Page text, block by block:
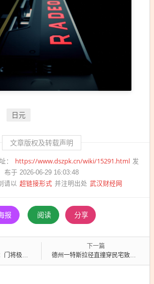
日元
文章版权及转载声明
： https://www.dszpk.cn/wiki/15291.html 发
布于 2026-06-29 16:03:48
请以 超链接形式 并注明出处 武汉财经网
报 阅读 分享
认定没有进球
下一篇
德州一特斯拉径直撞穿民宅致一人身亡 司机称事发时开着Autopilot